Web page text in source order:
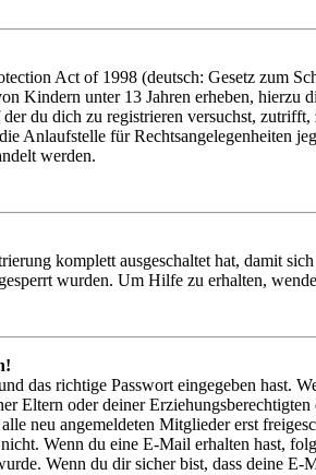
Act of 1998 (deutsch: Gesetz zum
Kindern unter 13 Jahren erheben,
du dich zu registrieren versuchst,
Anlaufstelle für Rechtsangelegenheiten
werden.
komplett ausgeschaltet hat, damit
wurden. Um Hilfe zu erhalten,
das richtige Passwort eingegeben hast.
Eltern oder deiner
neu angemeldeten Mitglieder erst
Wenn du eine E-Mail erhalten hast,
Wenn du dir sicher bist, dass deine